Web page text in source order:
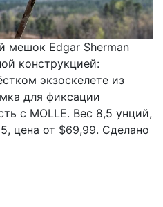
мешок Edgar Sherman
конструкцией:
экзоскелете из
для фиксации
с MOLLE. Вес 8,5 унций,
цена от $69,99. Сделано